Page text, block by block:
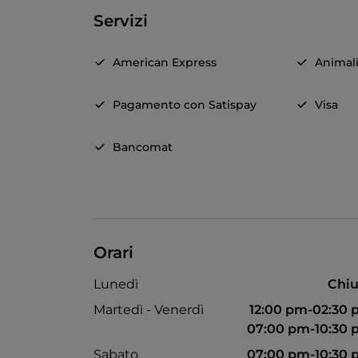
Servizi
American Express
Pagamento con Satispay Visa
Bancomat
Orari
Lunedì
Martedì - Venerdì
12:00 pm-02:30
07:00 pm-10:30
Sabato
07:00 pm-10:30